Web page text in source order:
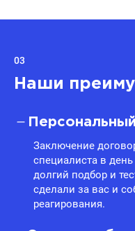
03
Наши
Заключение
специалиста в
долгий подбор и
сделали за вас и
реагирования.